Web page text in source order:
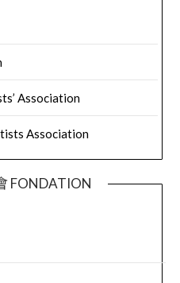
Association
Association
FONDATION